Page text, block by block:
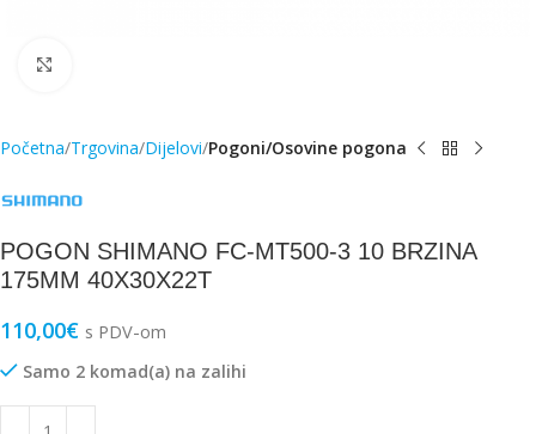
Početna Trgovina Dijelovi Pogoni/Osovine pogona
POGON SHIMANO FC-MT500-3 10 BRZINA
175MM 40X30X22T
110,00€ s PDV-om
Samo 2 komad(a) na zalihi